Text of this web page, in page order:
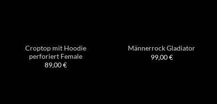
Croptop mit Hoodie
perforiert Female
89,00€
Männerrock Gladiator
99,00€